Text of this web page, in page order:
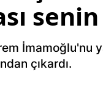
İmamoğlu'nu
çıkardı.